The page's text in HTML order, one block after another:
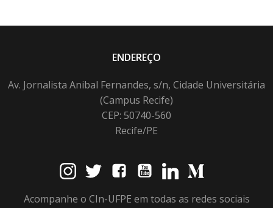
ENDEREÇO
Av. Jornalista Anibal Fernandes, s/n, Cidade Universitária
(Campus Recife)
CEP: 50740-560
Recife/PE
Acompanhe o CIn-UFPE em todas as redes sociais